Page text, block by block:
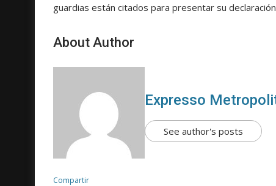
guardias están citados para presentar su
About Author
Expresso
See author's posts
Compartir